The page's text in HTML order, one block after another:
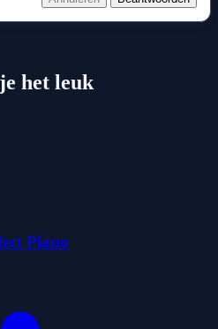
het leuk
Piano